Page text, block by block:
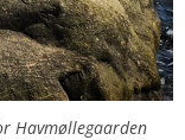
Havmøllegaarden